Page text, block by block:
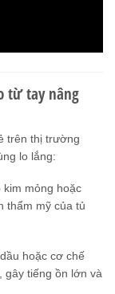
từ tay nâng
trên thị trường
lo lắng:
mỏng hoặc
thẩm mỹ của tủ
hoặc cơ chế
gây tiếng ồn lớn và